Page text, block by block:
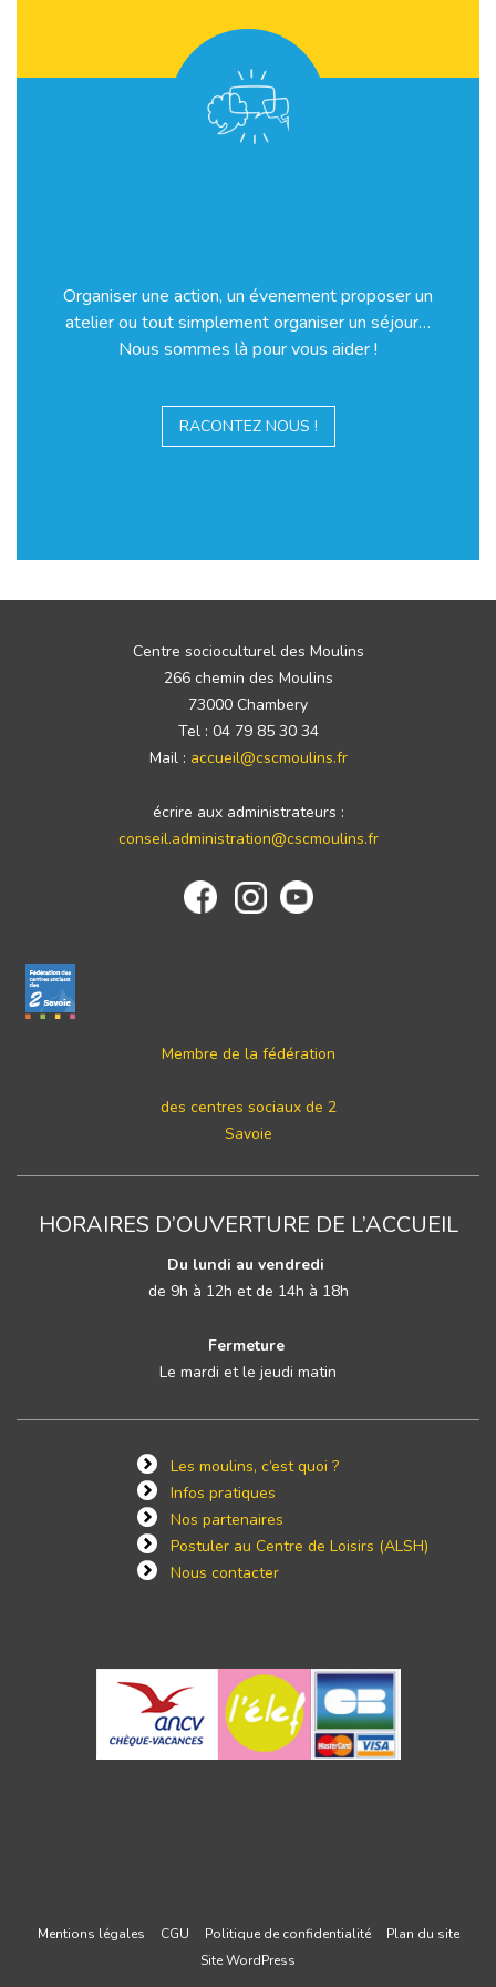
Organiser une action, un évenement proposer un
atelier ou tout simplement organiser un séjour…
Nous sommes là pour vous aider !
RACONTEZ NOUS !
Centre socioculturel des Moulins
266 chemin des Moulins
73000 Chambery
Tel : 04 79 85 30 34
Mail : accueil@cscmoulins.fr
écrire aux administrateurs :
conseil.administration@cscmoulins.fr
Membre de la fédération
des centres sociaux de 2
Savoie
HORAIRES D’OUVERTURE DE L’ACCUEIL
Du lundi au vendredi
de 9h à 12h et de 14h à 18h
Fermeture
Le mardi et le jeudi matin
Les moulins, c’est quoi ?
Infos pratiques
Nos partenaires
Postuler au Centre de Loisirs (ALSH)
Nous contacter
Mentions légales CGU Politique de confidentialité
Plan du site
Site WordPress